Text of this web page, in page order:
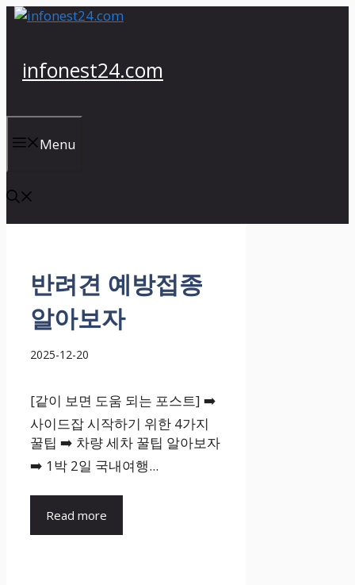
컨
기
infonest24.com
Menu
반려견 예방접종
알아보자
2025-12-20
[같이 보면 도움 되는 포스트] ➡️
사이드잡 시작하기 위한 4가지
꿀팁 ➡️ 차량 세차 꿀팁 알아보자
➡️ 1박 2일 국내여행...
Read more